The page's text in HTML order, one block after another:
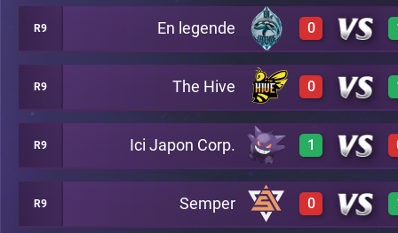
0 A5
R9 En legende 0
0 A5
R9 The Hive 0
0 A5
R9 Ici Japon Corp. 1
3 A5
R9 Semper 0